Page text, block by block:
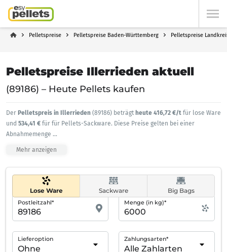
Pelletspreise Pelletspreise Baden-Württemberg Pelletspreise
Pelletspreise Illerrieden aktuell
(89186) – Heute Pellets kaufen
Der Pelletspreis in Illerrieden (89186) beträgt heute 416,72 €/t für lose Ware
und 534,41 € für für Pellets-Sackware. Diese Preise gelten bei einer
Abnahmemenge ...
Mehr anzeigen
Lose Ware Sackware Big Bags
Postleitzahl* Menge (in kg)*
Lieferoption Zahlungsarten*